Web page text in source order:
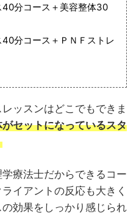
分コース＋美容整体30
分コース＋ＰＮＦストレ
ッスンはどこでもできま
セットになっているスタ
療法士だからできるコー
イアントの反応も大きく
効果をしっかり感じられ